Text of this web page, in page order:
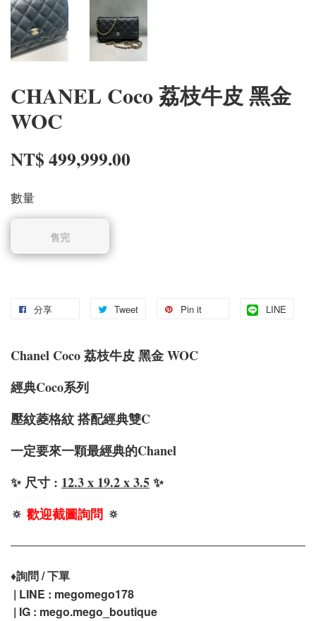
CHANEL Coco 荔枝牛皮 黑金
WOC
NT$ 499,999.00
數量
售完
分享 Tweet Pin it LINE
Chanel Coco 荔枝牛皮 黑金 WOC
經典Coco系列
壓紋菱格紋 搭配經典雙C
一定要來一顆最經典的Chanel
✨ 尺寸 : 12.3 x 19.2 x 3.5✨
🔅 歡迎截圖詢問 🔅
♦️詢問 / 下單
| LINE : megomego178
| IG : mego.mego_boutique